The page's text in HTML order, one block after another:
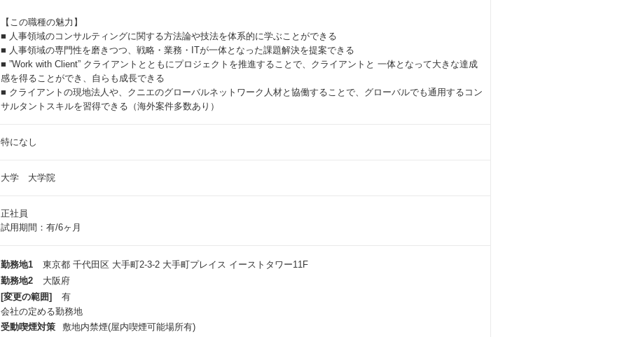
【この職種の魅力】
■ 人事領域のコンサルティングに関する方法論や技法を体系的に学ぶことができる
■ 人事領域の専門性を磨きつつ、戦略・業務・ITが一体となった課題解決を提案できる
■ ”Work with Client” クライアントとともにプロジェクトを推進することで、クライアントと 一体となって大きな達成
感を得ることができ、自らも成長できる
■ クライアントの現地法人や、クニエのグローバルネットワーク人材と協働することで、グローバルでも通用するコン
サルタントスキルを習得できる（海外案件多数あり）
特になし
大学 大学院
正社員
試用期間：有/6ヶ月
勤務地1
東京都 千代田区 大手町2-3-2 大手町プレイス イーストタワー11F
勤務地2
大阪府
[変更の範囲]
有
会社の定める勤務地
受動喫煙対策
敷地内禁煙(屋内喫煙可能場所有)